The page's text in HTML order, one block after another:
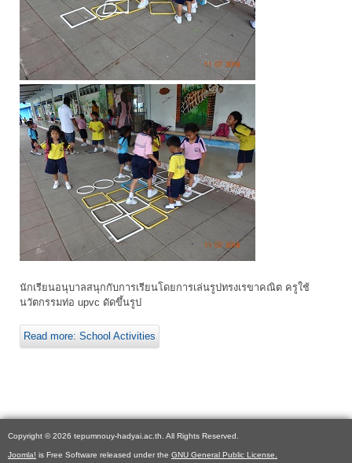
นักเรียนอนุบาลสนุกกับการเรียนโดยการเล่นรูปทรงเรขาคณิต ครูใช้
นวัตกรรมท่อ upvc ดัดขึ้นรูป
Read more: School Activities
Copyright © 2026 tepumnouy-hadyai.ac.th. All Rights Reserved.
Joomla! is Free Software released under the GNU General Public License.